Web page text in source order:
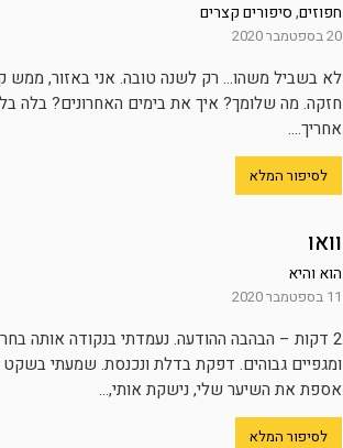
חפוזים,סיפורים קצרים
20 בספטמבר 2020
לא בשביל משהו… רק לשנה טובה. אני באזור, ממש
חזקה. מה שלומך? איך את בימים האחרונים? בלה
אחריך....
לסיפור המלא
וואו
הוא והיא
11 בספטמבר 2020
2 דקות – הבהבה ההודעה. נעמדתי בנקודה אותה
אספת את השיער שלי, נישקת אותי,...
לסיפור המלא